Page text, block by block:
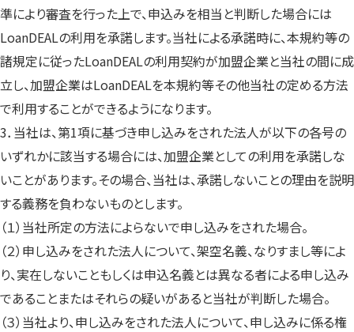
準により審査を行った上で、申込みを相当と判断した場合には
LoanDEALの利用を承諾します。当社による承諾時に、本規約等の
諸規定に従ったLoanDEALの利用契約が加盟企業と当社の間に成
立し、加盟企業はLoanDEALを本規約等その他当社の定める方法
で利用することができるようになります。
3．当社は、第1項に基づき申し込みをされた法人が以下の各号の
いずれかに該当する場合には、加盟企業としての利用を承諾しな
いことがあります。その場合、当社は、承諾しないことの理由を説明
する義務を負わないものとします。
（１）当社所定の方法によらないで申し込みをされた場合。
（２）申し込みをされた法人について、架空名義、なりすまし等によ
り、実在しないこともしくは申込名義とは異なる者による申し込み
であることまたはそれらの疑いがあると当社が判断した場合。
（３）当社より、申し込みをされた法人について、申し込みに係る権